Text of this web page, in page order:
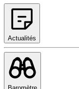
Actualités